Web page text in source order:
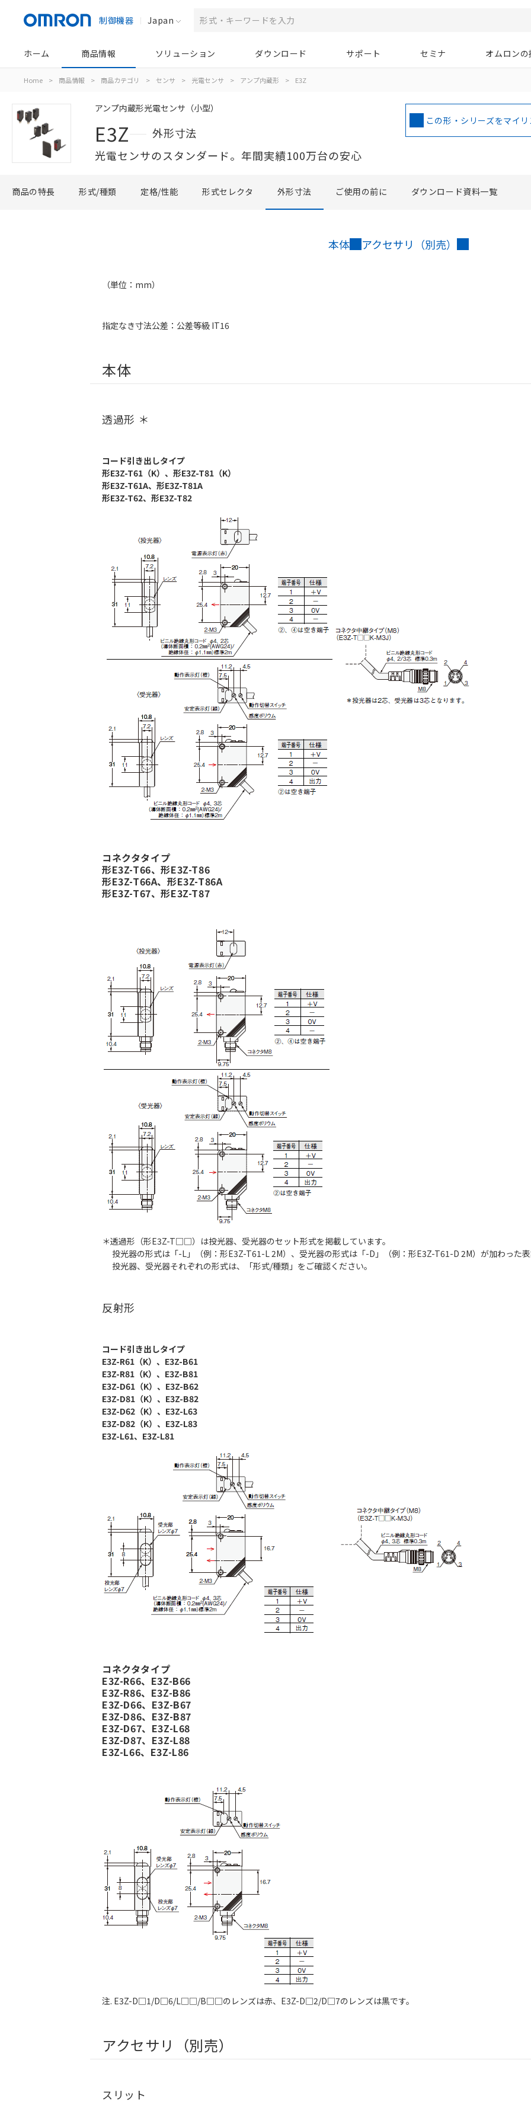
制御機器 Japan
ホーム 商品情報 ソリューション ダウンロード サポート セミナ オムロン
Home > 商品情報 > 商品カテゴリ > センサ > 光電センサ > アンプ内蔵形 > E3Z
アンプ内蔵形光電センサ（小型）
E3Z
外形寸法
光電センサのスタンダード。年間実績100万台の安心
この形・シリーズをマイ
商品の特長 形式/種類 定格/性能 形式セレクタ 外形寸法 ご使用の前に ダウンロード資料一覧
本体 アクセサリ（別売）
（単位：mm）
指定なき寸法公差：公差等級 IT16
本体
透過形 ＊
コード引き出しタイプ
形E3Z-T61（K）、形E3Z-T81（K）
形E3Z-T61A、形E3Z-T81A
形E3Z-T62、形E3Z-T82
コネクタタイプ
形E3Z-T66、形E3Z-T86
形E3Z-T66A、形E3Z-T86A
形E3Z-T67、形E3Z-T87
＊透過形（形E3Z-T□□）は投光器、受光器のセット形式を掲載しています。
投光器の形式は「-L」（例：形E3Z-T61-L 2M）、受光器の形式は「-D」（例：形E3Z-T61-D 2M）が加わった表
投光器、受光器それぞれの形式は、「形式/種類 」をご確認ください。
反射形
コード引き出しタイプ
E3Z-R61（K）、E3Z-B61
E3Z-R81（K）、E3Z-B81
E3Z-D61（K）、E3Z-B62
E3Z-D81（K）、E3Z-B82
E3Z-D62（K）、E3Z-L63
E3Z-D82（K）、E3Z-L83
E3Z-L61、E3Z-L81
コネクタタイプ
E3Z-R66、E3Z-B66
E3Z-R86、E3Z-B86
E3Z-D66、E3Z-B67
E3Z-D86、E3Z-B87
E3Z-D67、E3Z-L68
E3Z-D87、E3Z-L88
E3Z-L66、E3Z-L86
注. E3Z-D□1/D□6/L□□/B□□のレンズは赤、E3Z-D□2/D□7のレンズは黒です。
アクセサリ（別売）
スリット